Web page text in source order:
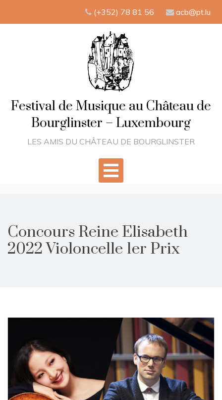
(+352) 78 81 56 acb@pt.lu
Festival de Musique au Château de
Bourglinster – Luxembourg
LES AMIS DU CHÂTEAU DE BOURGLINSTER
Concours Reine Elisabeth
2022 Violoncelle 1er Prix